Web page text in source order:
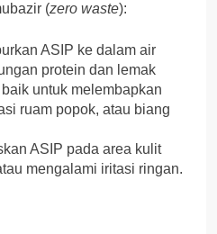
(zero waste):
ASIP ke dalam air
protein dan lemak
untuk melembapkan
ruam popok, atau biang
ASIP pada area kulit
mengalami iritasi ringan.